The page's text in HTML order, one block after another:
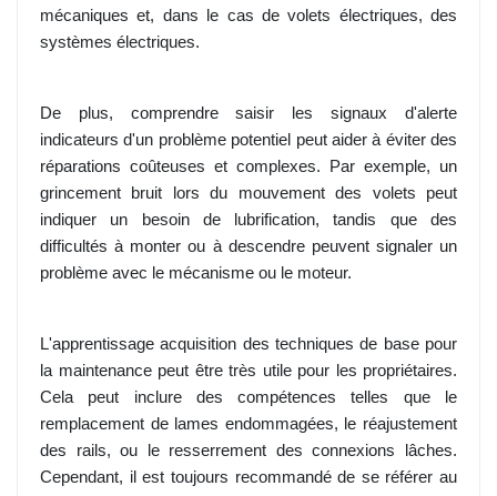
mécaniques et, dans le cas de volets électriques, des
systèmes électriques.
De plus, comprendre saisir les signaux d'alerte
indicateurs d'un problème potentiel peut aider à éviter des
réparations coûteuses et complexes. Par exemple, un
grincement bruit lors du mouvement des volets peut
indiquer un besoin de lubrification, tandis que des
difficultés à monter ou à descendre peuvent signaler un
problème avec le mécanisme ou le moteur.
L'apprentissage acquisition des techniques de base pour
la maintenance peut être très utile pour les propriétaires.
Cela peut inclure des compétences telles que le
remplacement de lames endommagées, le réajustement
des rails, ou le resserrement des connexions lâches.
Cependant, il est toujours recommandé de se référer au